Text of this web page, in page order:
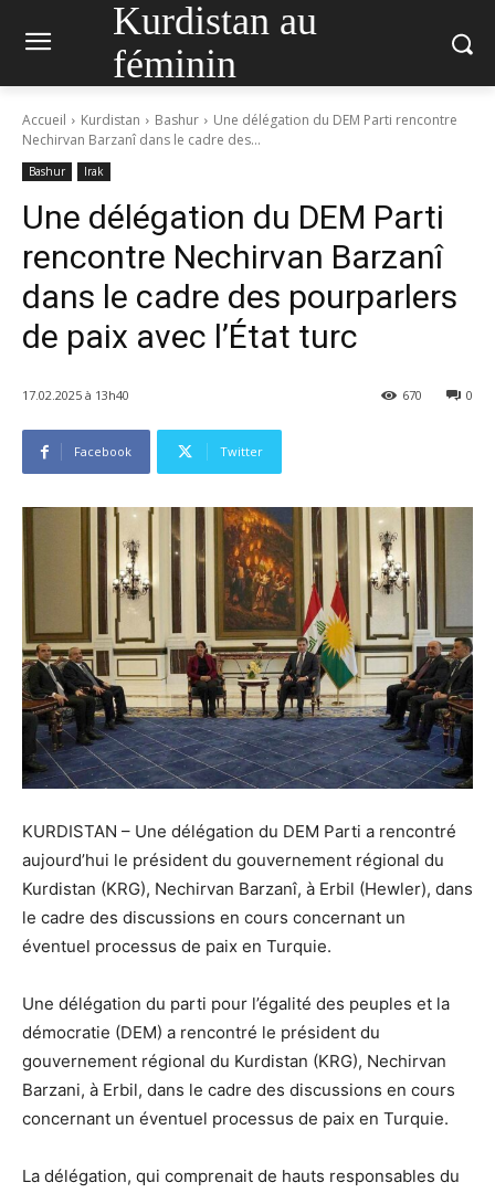
Kurdistan au
féminin
Accueil Kurdistan Bashur
Une délégation du DEM Parti rencontre
Nechirvan Barzanî dans le cadre des...
Bashur Irak
Une délégation du DEM Parti
rencontre Nechirvan Barzanî
dans le cadre des pourparlers
de paix avec l’État turc
17.02.2025 à 13h40 0
670
Facebook Twitter
KURDISTAN – Une délégation du DEM Parti a rencontré
aujourd’hui le président du gouvernement régional du
Kurdistan (KRG), Nechirvan Barzanî, à Erbil (Hewler), dans
le cadre des discussions en cours concernant un
éventuel processus de paix en Turquie.
Une délégation du parti pour l’égalité des peuples et la
démocratie (DEM) a rencontré le président du
gouvernement régional du Kurdistan (KRG), Nechirvan
Barzani, à Erbil, dans le cadre des discussions en cours
concernant un éventuel processus de paix en Turquie.
La délégation, qui comprenait de hauts responsables du